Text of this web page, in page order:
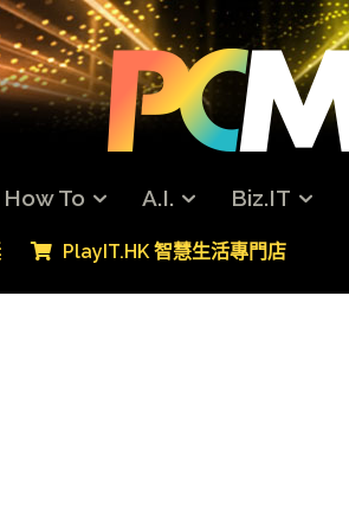
How To A.I. Biz.IT
PlayIT.HK 智慧生活專門店